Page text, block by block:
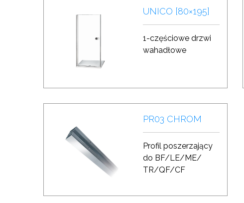
UNICO [80×195]
1-częściowe drzwi
wahadłowe
PR03 CHROM
Profil poszerzający
do BF/LE/ME/
TR/QF/CF